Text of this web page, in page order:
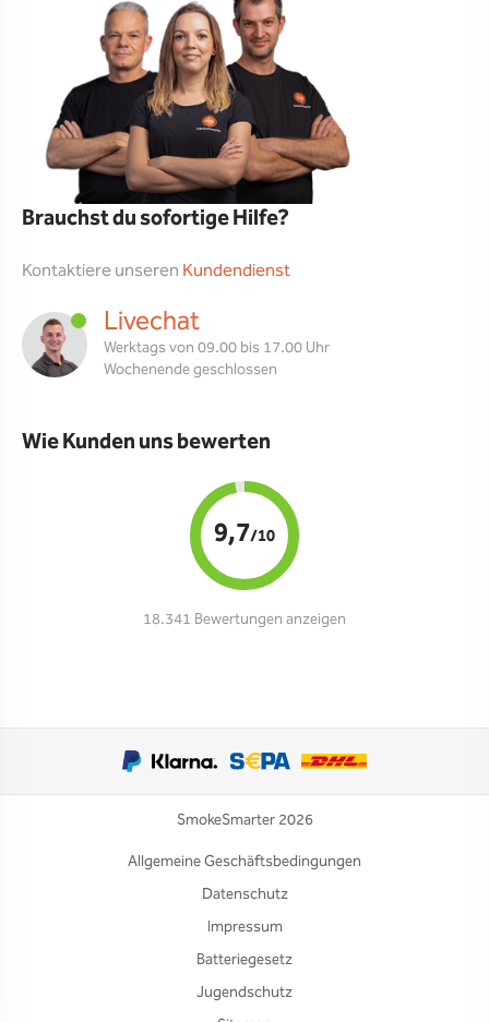
Brauchst du sofortige Hilfe?
Kontaktiere unseren Kundendienst
Livechat
Werktags von 09.00 bis 17.00 Uhr
Wochenende geschlossen
Wie Kunden uns bewerten
9,7/10
18.341 Bewertungen anzeigen
SmokeSmarter 2026
Allgemeine Geschäftsbedingungen
Datenschutz
Impressum
Batteriegesetz
Jugendschutz